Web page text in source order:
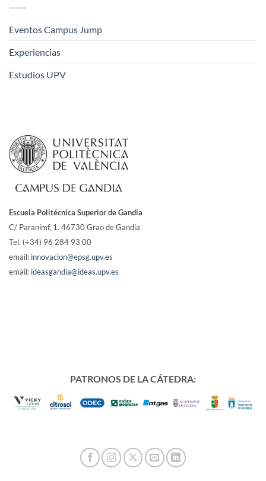
Eventos Campus Jump
Experiencias
Estudios UPV
Escuela Politécnica Superior de Gandia
C/ Paranimf, 1. 46730 Grao de Gandia
Tel. (+34) 96 284 93 00
email: innovacion@epsg.upv.es
email: ideasgandia@ideas.upv.es
PATRONOS DE LA CÁTEDRA: